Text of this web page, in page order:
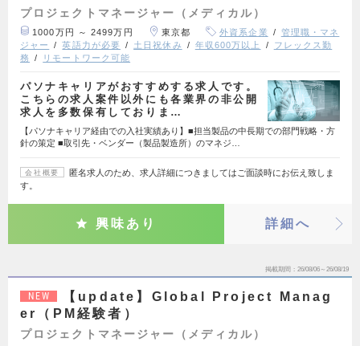
プロジェクトマネージャー（メディカル）
1000万円 ～ 2499万円 東京都 外資系企業
管理職・マネ
ジャー
英語力が必要 土日祝休み 年収600万以上
フレックス勤
務
リモートワーク可能
パソナキャリアがおすすめする求人です。
こちらの求人案件以外にも各業界の非公開
求人を多数保有しておりま…
【パソナキャリア経由での入社実績あり】■担当製品の中長期での部門戦略・方
針の策定 ■取引先・ベンダー（製品製造所）のマネジ…
会社概要
匿名求人のため、求人詳細につきましてはご面談時にお伝え致しま
す。
興味あり 詳細へ
掲載期間 26/08/06～26/08/19
NEW
【update】Global Project Manag
er（PM経験者）
プロジェクトマネージャー（メディカル）